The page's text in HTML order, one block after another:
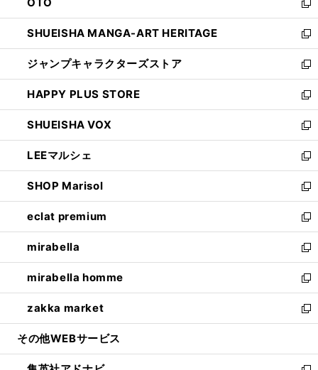
で
開
く
ド
ウ
で
開
く
新
し
い
ウ
ィ
ン
ド
ウ
で
開
く
SHUEISHA MANGA-ART HERITAGE
新
し
い
ウ
ィ
ン
ド
ウ
で
開
く
ジャンプキャラクターズストア
新
し
い
ウ
ィ
ン
ド
ウ
で
開
く
HAPPY PLUS STORE
新
し
い
ウ
ィ
ン
ド
ウ
で
開
く
SHUEISHA VOX
新
し
い
ウ
ィ
ン
ド
ウ
で
開
く
LEEマルシェ
新
し
い
ウ
ィ
ン
ド
ウ
で
開
く
SHOP Marisol
新
し
い
ウ
ィ
ン
ド
ウ
で
開
eclat premium
新
し
い
ウ
ィ
ン
ド
ウ
開
mirabella
新
し
い
ウ
ィ
ン
ウ
mirabella homme
新
し
い
ウ
ン
zakka market
新
し
ウ
その他WEBサービス